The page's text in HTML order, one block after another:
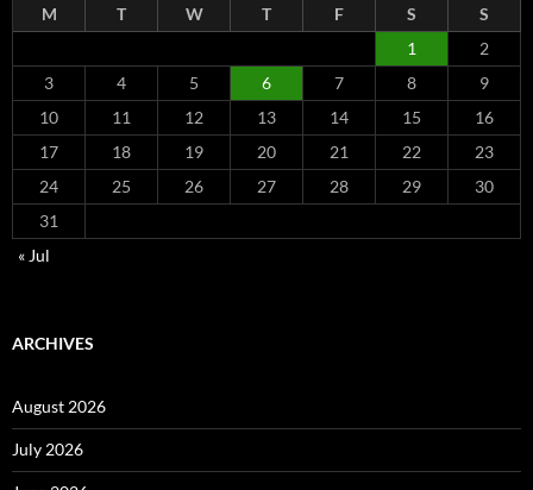
M T W T F S
S
1
2
3
4 5 6 7 8
9
10
11 12 13 14 15
16
17
18 19 20 21 22
23
24
25 26 27 28 29
30
31
« Jul
ARCHIVES
August 2026
July 2026